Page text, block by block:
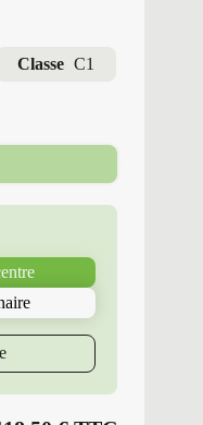
Classe C1